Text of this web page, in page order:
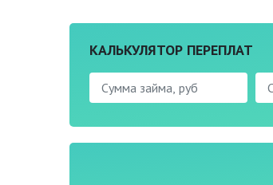
КАЛЬКУЛЯТОР ПЕРЕПЛАТ